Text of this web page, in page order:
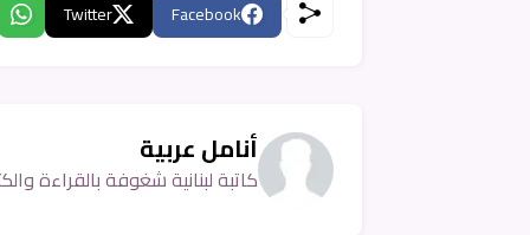
Facebook
Twitter
أنامل عربية
كاتبة لبنانية شغوفة بالقراءة